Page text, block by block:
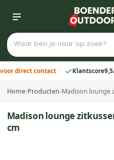
contact Klantscore9,5/10
Home›Producten›Madison lounge
Madison lounge
cm